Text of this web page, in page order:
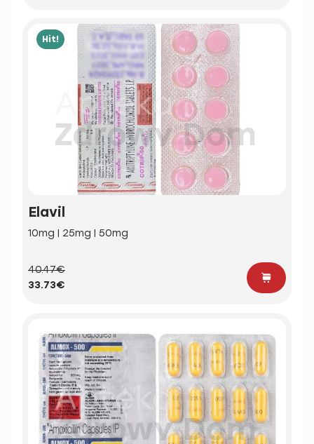
Hit!
Elavil
10mg | 25mg | 50mg
40.47€
33.73€